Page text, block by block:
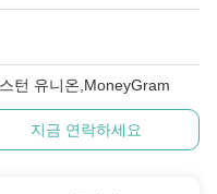
턴 유니온,MoneyGram
지금 연락하세요